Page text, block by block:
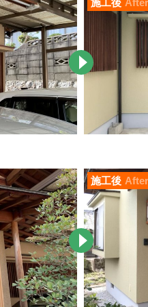
施工後 After
施工後 After